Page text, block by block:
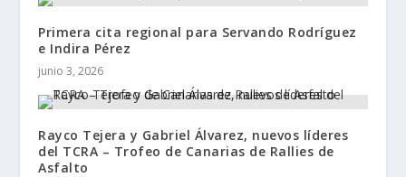
Primera cita regional para Servando Rodríguez
e Indira Pérez
junio 3, 2026
Rayco Tejera y Gabriel Álvarez, nuevos líderes
del TCRA – Trofeo de Canarias de Rallies de
Asfalto